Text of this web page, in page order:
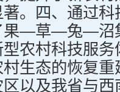
。四、通过
果—草—兔—沼
农村科技服
生态的恢复
以及我省与